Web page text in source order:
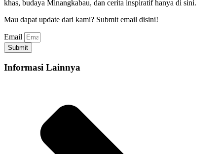
khas, budaya Minangkabau, dan cerita inspiratif hanya di sini.
Mau dapat update dari kami? Submit email disini!
Email
Submit
Informasi Lainnya